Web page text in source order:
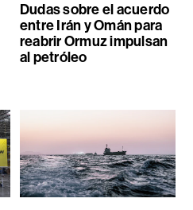
Dudas sobre el acuerdo
entre Irán y Omán para
reabrir Ormuz impulsan
al petróleo